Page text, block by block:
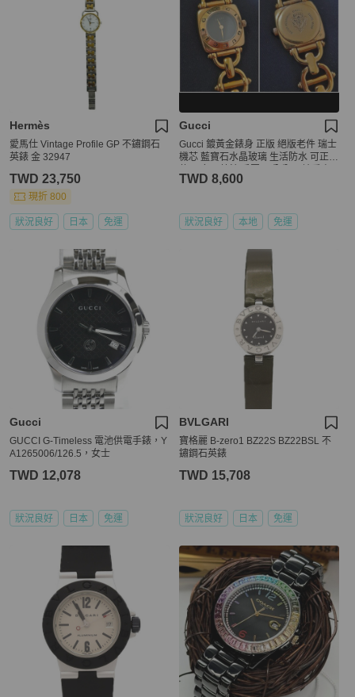
Hermès
愛馬仕 Vintage Profile GP 不鏽鋼石
英錶 金 32947
TWD 23,750
現折 800
狀況良好 日本 免運
Gucci
Gucci 鍍黃金錶身 正版 絕版老件 瑞士
機芯 藍寶石水晶玻璃 生活防水 可正常
品敘述
TWD 8,600
狀況良好 本地 免運
Gucci
GUCCI G-Timeless 電池供電手錶，Y
A1265006/126.5，女士
TWD 12,078
狀況良好 日本 免運
BVLGARI
寶格麗 B-zero1 BZ22S BZ22BSL 不
鏽鋼石英錶
TWD 15,708
狀況良好 日本 免運